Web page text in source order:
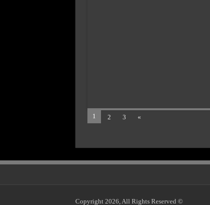
1 2 3 »
© Copyright 2026, All Rights Reserved